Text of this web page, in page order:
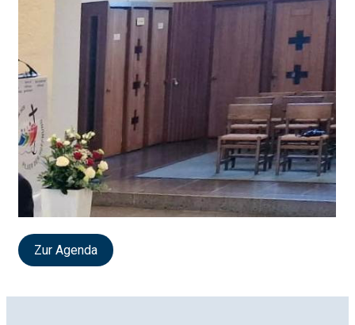
Zur Agenda